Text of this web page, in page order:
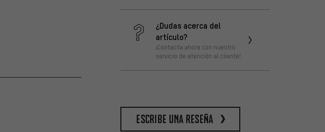
¿Dudas acerca del
artículo?
¡Contacta ahora con nuestro
servicio de atención al cliente!
escribe una reseña